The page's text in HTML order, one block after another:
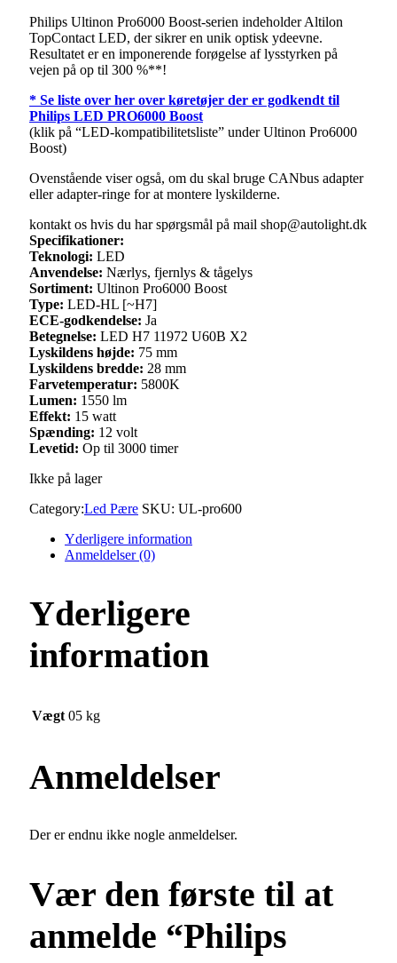
Philips Ultinon Pro6000 Boost-serien indeholder Altilon
TopContact LED, der sikrer en unik optisk ydeevne.
Resultatet er en imponerende forøgelse af lysstyrken på
vejen på op til 300 %**!
* Se liste over her over køretøjer der er godkendt til
Philips LED PRO6000 Boost
(klik på “LED-kompatibilitetsliste” under Ultinon Pro6000
Boost)
Ovenstående viser også, om du skal bruge CANbus adapter
eller adapter-ringe for at montere lyskilderne.
kontakt os hvis du har spørgsmål på mail shop@autolight.dk
Specifikationer:
Teknologi: LED
Anvendelse: Nærlys, fjernlys & tågelys
Sortiment: Ultinon Pro6000 Boost
Type: LED-HL [~H7]
ECE-godkendelse: Ja
Betegnelse: LED H7 11972 U60B X2
Lyskildens højde: 75 mm
Lyskildens bredde: 28 mm
Farvetemperatur: 5800K
Lumen: 1550 lm
Effekt: 15 watt
Spænding: 12 volt
Levetid: Op til 3000 timer
Ikke på lager
Category:Led Pære SKU: UL-pro600
Yderligere information
Anmeldelser (0)
Yderligere
information
Vægt 05 kg
Anmeldelser
Der er endnu ikke nogle anmeldelser.
Vær den første til at
anmelde “Philips